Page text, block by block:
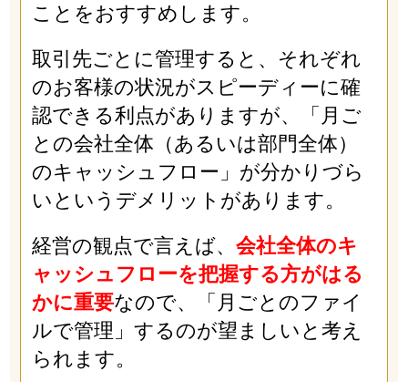
ことをおすすめします。
取引先ごとに管理すると、それぞれ
のお客様の状況がスピーディーに確
認できる利点がありますが、「月ご
との会社全体（あるいは部門全体）
のキャッシュフロー」が分かりづら
いというデメリットがあります。
経営の観点で言えば、 会社全体のキ
ャッシュフローを把握する方がはる
かに重要なので、「月ごとのファイ
ルで管理」するのが望ましいと考え
られます。